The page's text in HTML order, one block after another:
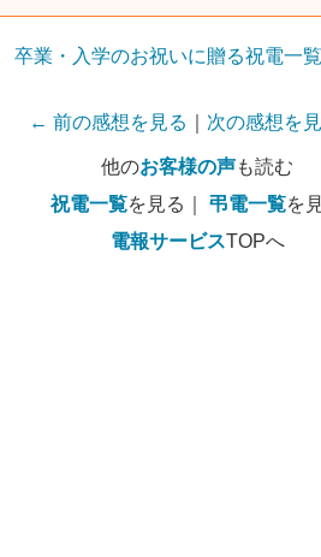
卒業・入学のお祝いに贈る祝電一
← 前の感想を見る 次の感想を
他のお客様の声も読む
祝電一覧を見る｜ 弔電一覧を
電報サービスTOPへ